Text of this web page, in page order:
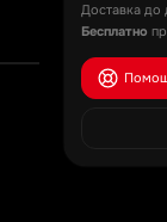
Доставка до
Бесплатно